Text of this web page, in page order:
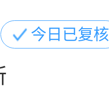
今日已复核